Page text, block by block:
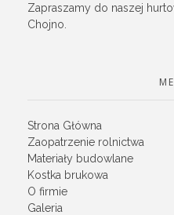
Zapraszamy do naszej
Chojno.
Strona Główna
Zaopatrzenie rolnictwa
Materiały budowlane
Kostka brukowa
O firmie
Galeria